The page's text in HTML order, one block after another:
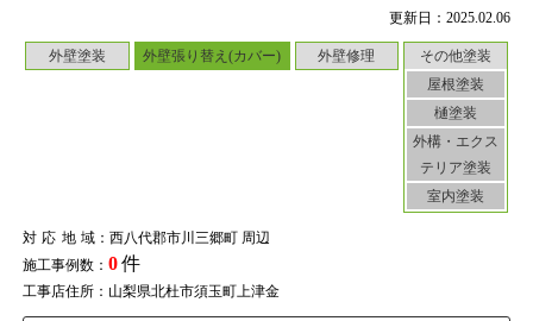
更新日：2025.02.06
外壁塗装 外壁張り替え(カバー) 外壁修理
その他塗装
屋根塗装
樋塗装
外構・エクス
テリア塗装
室内塗装
対応地域：西八代郡市川三郷町 周辺
施工事例数： 0件
工事店住所：山梨県北杜市須玉町上津金